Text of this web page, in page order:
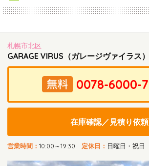
札幌市北区
GARAGE VIRUS（ガレージヴァイラス）
在庫確認／見積り依頼
営業時間： 10:00～19:30 定休日： 日曜日・祝日